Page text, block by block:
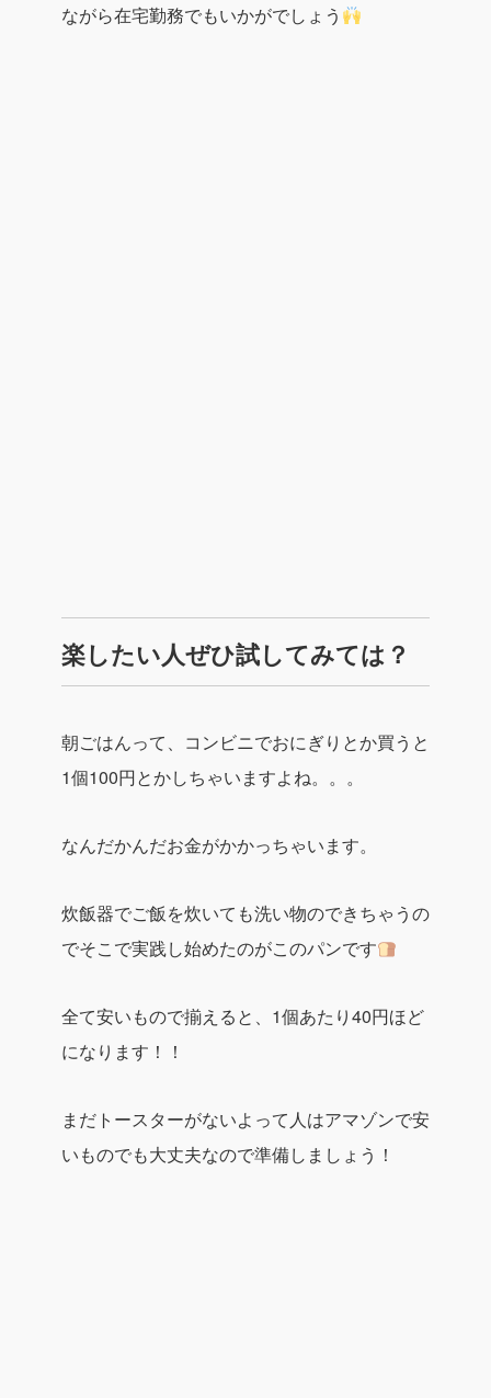
ながら在宅勤務でもいかがでしょう
楽したい人ぜひ試してみては？
朝ごはんって、 コンビニでおにぎりとか買うと
1個100円とかしちゃいますよね。。。
なんだかんだお金がかかっちゃいます。
炊飯器でご飯を炊いても洗い物のできちゃうの
でそこで実践し始めたのがこのパンです
全て安いもので揃えると、 1個あたり40円ほど
になります！！
まだトースターがないよって人はアマゾンで安
いものでも大丈夫なので準備しましょう！